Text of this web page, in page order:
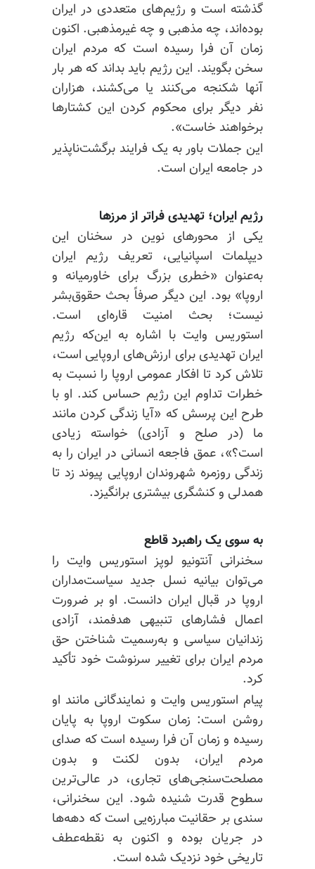
گذشته است و رژیم‌های متعددی در ایران
بوده‌اند، چه مذهبی و چه غیرمذهبی. اکنون
زمان آن فرا رسیده است که مردم ایران
سخن بگویند. این رژیم باید بداند که هر بار
آنها شکنجه می‌کنند یا می‌کشند، هزاران
نفر دیگر برای محکوم کردن این کشتارها
برخواهند خاست».
این جملات باور به یک فرایند برگشت‌ناپذیر
در جامعه ایران است.
رژیم ایران؛ تهدیدی فراتر از مرزها
یکی از محورهای نوین در سخنان این
دیپلمات اسپانیایی، تعریف رژیم ایران
به‌عنوان «خطری بزرگ برای خاورمیانه و
اروپا» بود. این دیگر صرفاً بحث حقوق‌بشر
نیست؛ بحث امنیت قاره‌ای است.
استوریس وایت با اشاره به این‌که رژیم
ایران تهدیدی برای ارزش‌های اروپایی است،
تلاش کرد تا افکار عمومی اروپا را نسبت به
خطرات تداوم این رژیم حساس کند. او با
طرح این پرسش که «آیا زندگی کردن مانند
ما (در صلح و آزادی) خواسته زیادی
است؟»، عمق فاجعه انسانی در ایران را به
زندگی روزمره شهروندان اروپایی پیوند زد تا
همدلی و کنشگری بیشتری برانگیزد.
به سوی یک راهبرد قاطع
سخنرانی آنتونیو لوپز استوریس وایت را
می‌توان بیانیه نسل جدید سیاست‌مداران
اروپا در قبال ایران دانست. او بر ضرورت
اعمال فشارهای تنبیهی هدفمند، آزادی
زندانیان سیاسی و به‌رسمیت شناختن حق
مردم ایران برای تغییر سرنوشت خود تأکید
کرد.
پیام استوریس وایت و نمایندگانی مانند او
روشن است: زمان سکوت اروپا به پایان
رسیده و زمان آن فرا رسیده است که صدای
مردم ایران، بدون لکنت و بدون
مصلحت‌سنجی‌های تجاری، در عالی‌ترین
سطوح قدرت شنیده شود. این سخنرانی،
سندی بر حقانیت مبارزه‌یی است که دهه‌ها
در جریان بوده و اکنون به نقطه‌عطف
تاریخی خود نزدیک شده است.